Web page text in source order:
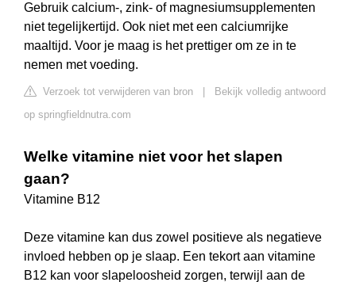
Gebruik calcium-, zink- of magnesiumsupplementen
niet tegelijkertijd. Ook niet met een calciumrijke
maaltijd. Voor je maag is het prettiger om ze in te
nemen met voeding.
Verzoek tot verwijderen van bron
Bekijk volledig antwoord
op springfieldnutra.com
Welke vitamine niet voor het slapen
gaan?
Vitamine B12
Deze vitamine kan dus zowel positieve als negatieve
invloed hebben op je slaap. Een tekort aan vitamine
B12 kan voor slapeloosheid zorgen, terwijl aan de